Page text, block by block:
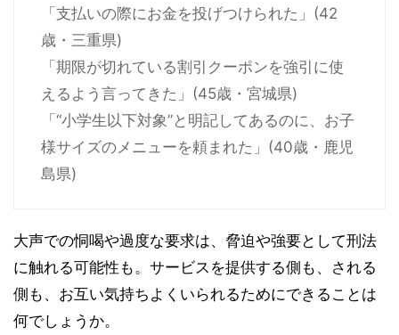
「支払いの際にお金を投げつけられた」(42
歳・三重県)
「期限が切れている割引クーポンを強引に使
えるよう言ってきた」(45歳・宮城県)
「“小学生以下対象”と明記してあるのに、お子
様サイズのメニューを頼まれた」(40歳・鹿児
島県)
大声での恫喝や過度な要求は、脅迫や強要として刑法
に触れる可能性も。サービスを提供する側も、される
側も、お互い気持ちよくいられるためにできることは
何でしょうか。